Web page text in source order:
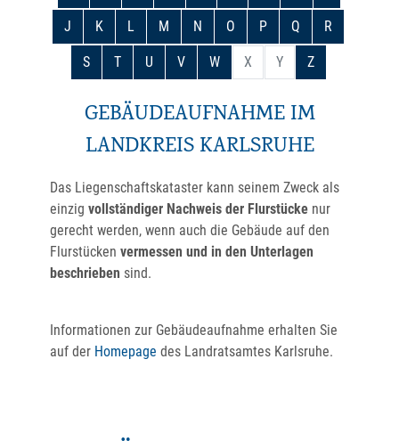
J K L M N O P Q R
S T U V W X Y Z
GEBÄUDEAUFNAHME IM
LANDKREIS KARLSRUHE
Das Liegenschaftskataster kann seinem Zweck als
einzig vollständiger Nachweis der Flurstücke nur
gerecht werden, wenn auch die Gebäude auf den
Flurstücken vermessen und in den Unterlagen
beschrieben sind.
Informationen zur Gebäudeaufnahme erhalten Sie
auf der Homepage des Landratsamtes Karlsruhe.